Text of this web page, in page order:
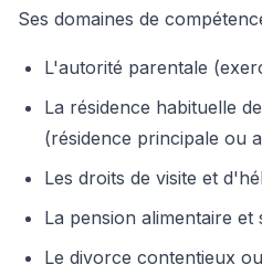
Ses domaines de
L'autorité parentale
La résidence habituelle
(résidence principale ou
Les droits de visite et
La pension alimentaire et
Le divorce contentieux